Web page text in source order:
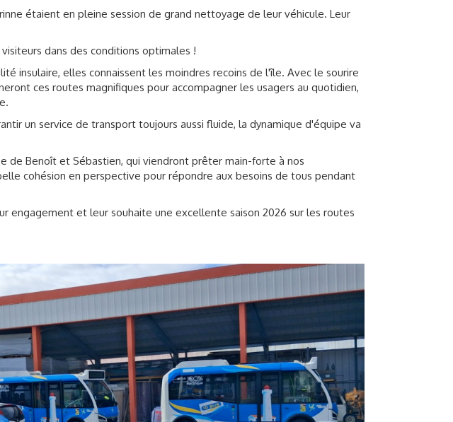
étaient en pleine session de grand nettoyage de leur véhicule. Leur
dans des conditions optimales !
insulaire, elles connaissent les moindres recoins de l'île. Avec le sourire
ces routes magnifiques pour accompagner les usagers au quotidien,
un service de transport toujours aussi fluide, la dynamique d'équipe va
de Benoît et Sébastien, qui viendront prêter main-forte à nos
cohésion en perspective pour répondre aux besoins de tous pendant
engagement et leur souhaite une excellente saison 2026 sur les routes